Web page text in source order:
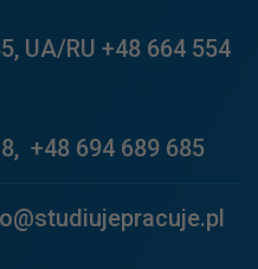
, UA/RU +48 664 554
, +48 694 689 685